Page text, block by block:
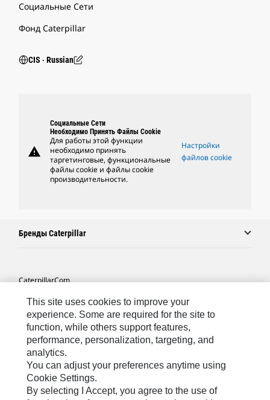
Социальные Сети
Фонд Caterpillar
CIS ‧ Russian
warning
Социальные Сети
Необходимо Принять Файлы Cookie
Для работы этой функции
необходимо принять
таргетинговые, функциональные
файлы cookie и файлы cookie
производительности.
Настройки
файлов cookie
Бренды Caterpillar
Caterpillar.com
Связаться С Caterpillar
Карта Сайта
Cookie Settings
Юридическая Информация
Конфиденциальность Личных Данных
This site uses cookies to improve your
experience. Some are required for the site to
function, while others support features,
performance, personalization, targeting, and
analytics.
You can adjust your preferences anytime using
Cookie Settings.
By selecting I Accept, you agree to the use of